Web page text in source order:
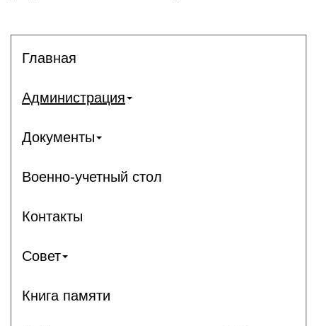
Главная
Администрация
Документы
Военно-учетный стол
Контакты
Совет
Книга памяти